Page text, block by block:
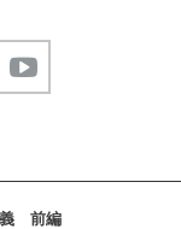
義 前編